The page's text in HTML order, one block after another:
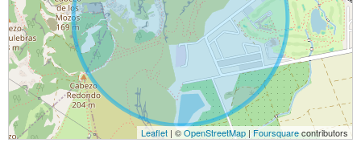
Leaflet | ©OpenStreetMap |Foursquarecontributors